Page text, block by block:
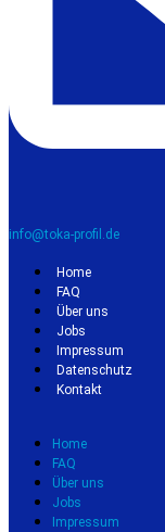
info@toka-profil.de
Home
FAQ
Über uns
Jobs
Impressum
Datenschutz
Kontakt
Home
FAQ
Über uns
Jobs
Impressum